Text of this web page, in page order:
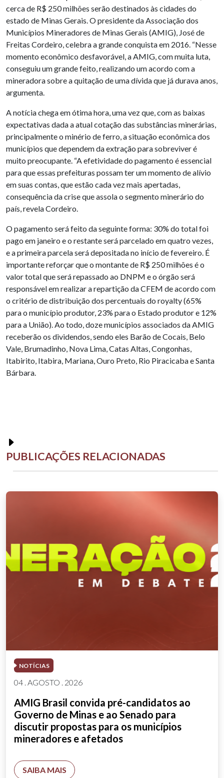
cerca de R$ 250 milhões serão destinados às cidades do
estado de Minas Gerais. O presidente da Associação dos
Municípios Mineradores de Minas Gerais (AMIG), José de
Freitas Cordeiro, celebra a grande conquista em 2016. “Nesse
momento econômico desfavorável, a AMIG, com muita luta,
conseguiu um grande feito, realizando um acordo com a
mineradora sobre a quitação de uma dívida que já durava anos,
argumenta.
A notícia chega em ótima hora, uma vez que, com as baixas
expectativas dada a atual cotação das substâncias minerárias,
principalmente o minério de ferro, a situação econômica dos
municípios que dependem da extração para sobreviver é
muito preocupante. “A efetividade do pagamento é essencial
para que essas prefeituras possam ter um momento de alívio
em suas contas, que estão cada vez mais apertadas,
consequência da crise que assola o segmento minerário do
país, revela Cordeiro.
O pagamento será feito da seguinte forma: 30% do total foi
pago em janeiro e o restante será parcelado em quatro vezes,
e a primeira parcela será depositada no início de fevereiro. É
importante reforçar que o montante de R$ 250 milhões é o
valor total que será repassado ao DNPM e o órgão será
responsável em realizar a repartição da CFEM de acordo com
o critério de distribuição dos percentuais do royalty (65%
para o município produtor, 23% para o Estado produtor e 12%
para a União). Ao todo, doze municípios associados da AMIG
receberão os dividendos, sendo eles Barão de Cocais, Belo
Vale, Brumadinho, Nova Lima, Catas Altas, Congonhas,
Itabirito, Itabira, Mariana, Ouro Preto, Rio Piracicaba e Santa
Bárbara.
PUBLICAÇÕES RELACIONADAS
NOTÍCIAS
04 . AGOSTO . 2026
AMIG Brasil convida pré-candidatos ao
Governo de Minas e ao Senado para
discutir propostas para os municípios
mineradores e afetados
SAIBA MAIS